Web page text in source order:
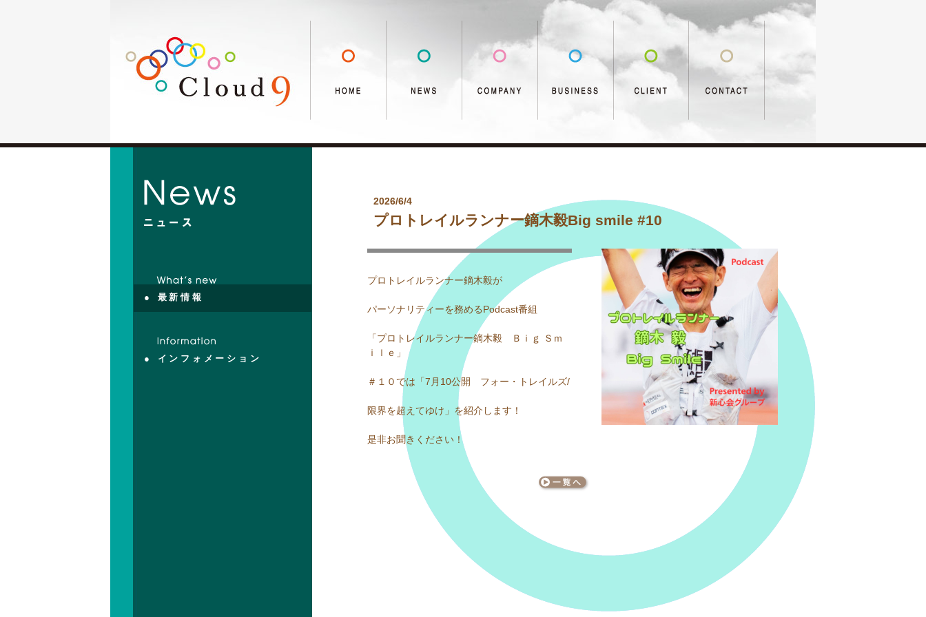
● 最新情報
● インフォメーション
2026/6/4
プロトレイルランナー鏑木毅Big smile #10
プロトレイルランナー鏑木毅が
パーソナリティーを務めるPodcast番組
「プロトレイルランナー鏑木毅 Ｂｉｇ Ｓｍ
ｉｌｅ」
＃１０では「7月10公開 フォー・トレイルズ/
限界を超えてゆけ」を紹介します！
是非お聞きください！